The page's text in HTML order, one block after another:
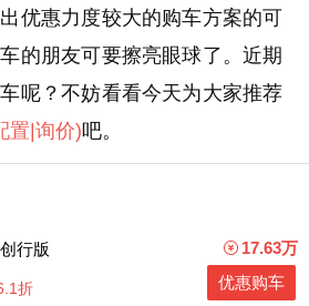
优惠力度较大的购车方案的可
的朋友可要擦亮眼球了。近期
呢？不妨看看今天为大家推荐
置|询价)吧。
行版
折
17.63万
优惠购车